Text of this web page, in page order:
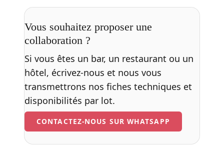
Vous souhaitez proposer une
collaboration ?
Si vous êtes un bar, un restaurant ou un
hôtel, écrivez-nous et nous vous
transmettrons nos fiches techniques et
disponibilités par lot.
CONTACTEZ-NOUS SUR WHATSAPP